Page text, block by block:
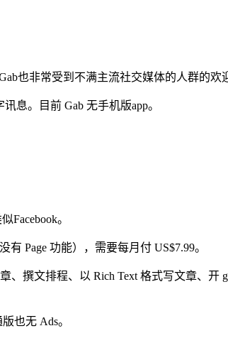
也非常受到不满主流社交媒体的人群的欢
息。目前 Gab 无手机版app。
Facebook。
有 Page 功能），需要每月付 US$7.99。
、撰文排程、以 Rich Text 格式写文章、
也无 Ads。